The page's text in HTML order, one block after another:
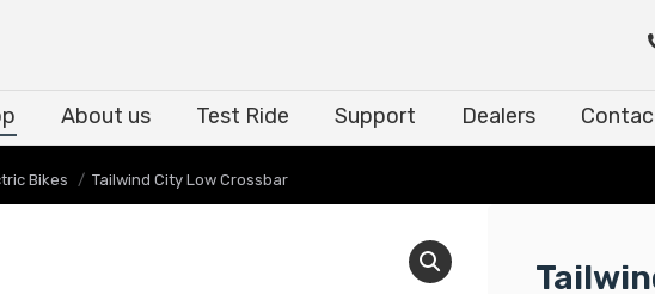
About us Test Ride Support Dealers
Bikes Tailwind City Low Crossbar
Contact